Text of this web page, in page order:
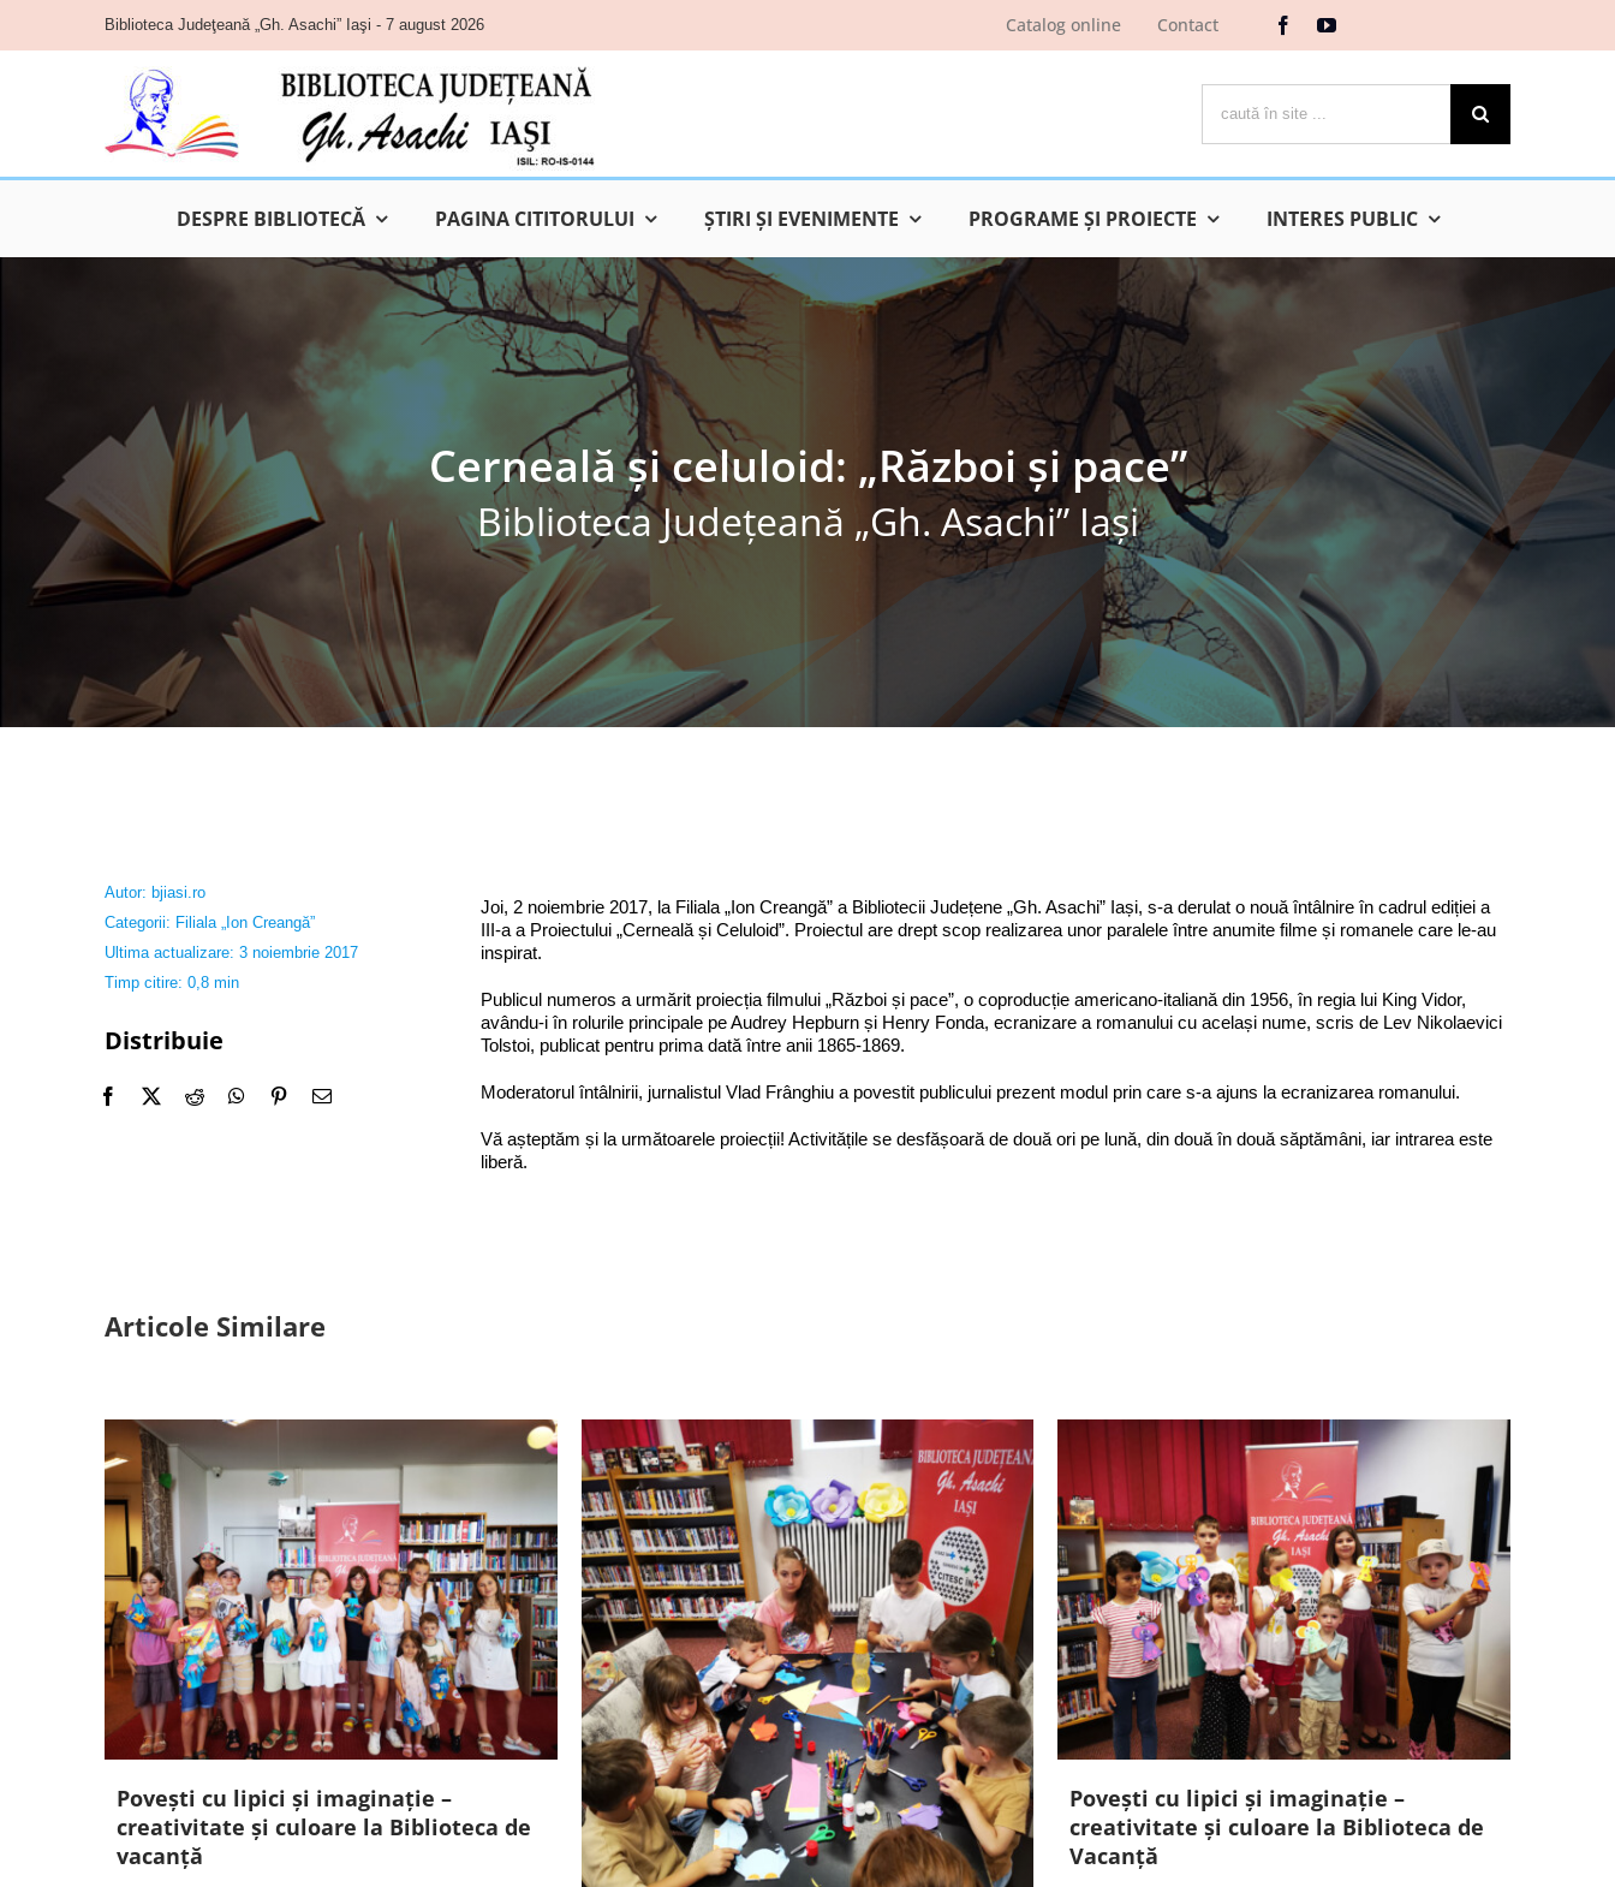
content
Biblioteca Judeţeană „Gh. Asachi” Iaşi - 7 august 2026 Catalog online Contact
DESPRE BIBLIOTECĂ PAGINA CITITORULUI ŞTIRI ŞI EVENIMENTE PROGRAME ŞI PROIECTE INTERES PUBLIC
Cerneală și celuloid: „Război și pace”
Biblioteca Judeţeană „Gh. Asachi” Iaşi
Autor: bjiasi.ro
Categorii: Filiala „Ion Creangă”
Ultima actualizare: 3 noiembrie 2017
Timp citire: 0,8 min
Distribuie
Joi, 2 noiembrie 2017, la Filiala „Ion Creangă” a Bibliotecii Județene „Gh. Asachi” Iași, s-a derulat o nouă întâlnire în cadrul ediției a
III-a a Proiectului „Cerneală și Celuloid”. Proiectul are drept scop realizarea unor paralele între anumite filme și romanele care le-au
inspirat.
Publicul numeros a urmărit proiecția filmului „Război și pace”, o coproducție americano-italiană din 1956, în regia lui King Vidor,
avându-i în rolurile principale pe Audrey Hepburn și Henry Fonda, ecranizare a romanului cu același nume, scris de Lev Nikolaevici
Tolstoi, publicat pentru prima dată între anii 1865-1869.
Moderatorul întâlnirii, jurnalistul Vlad Frânghiu a povestit publicului prezent modul prin care s-a ajuns la ecranizarea romanului.
Vă așteptăm și la următoarele proiecții! Activitățile se desfășoară de două ori pe lună, din două în două săptămâni, iar intrarea este
liberă.
Articole Similare
Povești cu lipici și imaginație –
creativitate și culoare la Biblioteca de
vacanță
Povești cu lipici și imaginație –
creativitate și culoare la Biblioteca de
Vacanță